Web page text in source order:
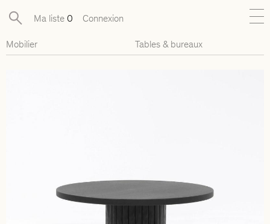
Nouveautés
Presse
Mobilier Tables & bureaux
Ma liste 0 Connexion